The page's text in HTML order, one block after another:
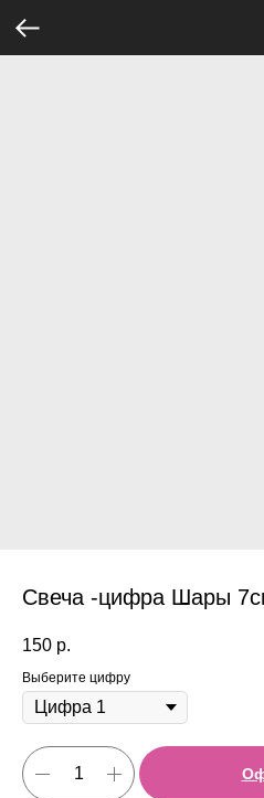
Свеча -цифра Шары
150 р.
Выберите цифру